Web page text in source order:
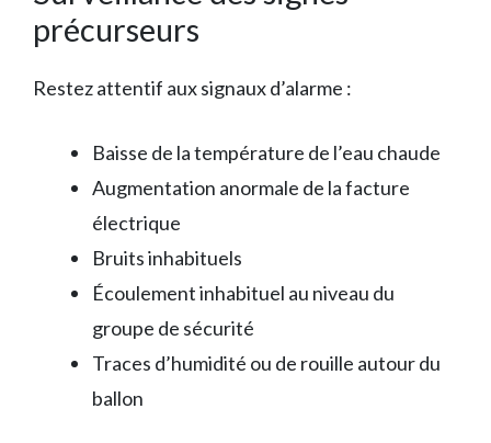
précurseurs
Restez attentif aux signaux d’alarme :
Baisse de la température de l’eau chaude
Augmentation anormale de la facture
électrique
Bruits inhabituels
Écoulement inhabituel au niveau du
groupe de sécurité
Traces d’humidité ou de rouille autour du
ballon